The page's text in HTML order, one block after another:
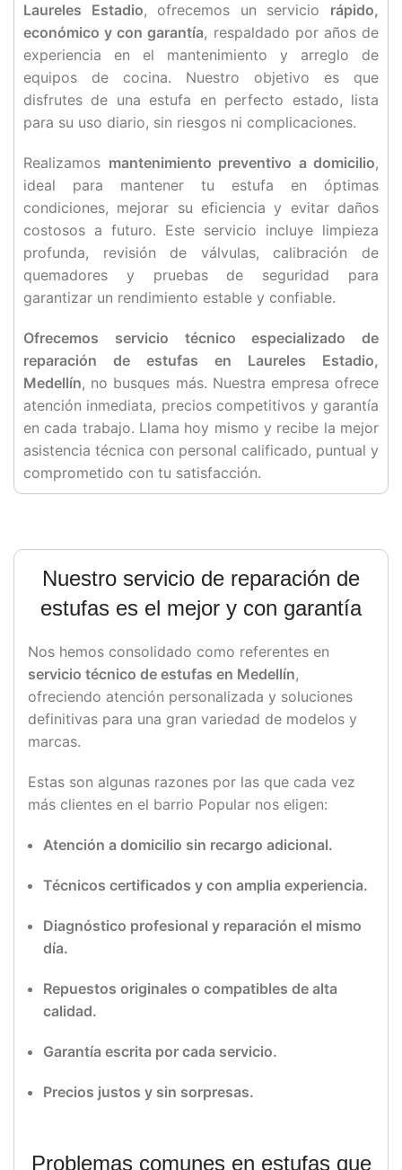
Laureles Estadio, ofrecemos un servicio rápido,
económico y con garantía, respaldado por años de
experiencia en el mantenimiento y arreglo de
equipos de cocina. Nuestro objetivo es que
disfrutes de una estufa en perfecto estado, lista
para su uso diario, sin riesgos ni complicaciones.
Realizamos mantenimiento preventivo a domicilio,
ideal para mantener tu estufa en óptimas
condiciones, mejorar su eficiencia y evitar daños
costosos a futuro. Este servicio incluye limpieza
profunda, revisión de válvulas, calibración de
quemadores y pruebas de seguridad para
garantizar un rendimiento estable y confiable.
Ofrecemos servicio técnico especializado de
reparación de estufas en Laureles Estadio,
Medellín, no busques más. Nuestra empresa ofrece
atención inmediata, precios competitivos y garantía
en cada trabajo. Llama hoy mismo y recibe la mejor
asistencia técnica con personal calificado, puntual y
comprometido con tu satisfacción.
Nuestro servicio de reparación de
estufas es el mejor y con garantía
Nos hemos consolidado como referentes en
servicio técnico de estufas en Medellín,
ofreciendo atención personalizada y soluciones
definitivas para una gran variedad de modelos y
marcas.
Estas son algunas razones por las que cada vez
más clientes en el barrio Popular nos eligen:
Atención a domicilio sin recargo adicional.
Técnicos certificados y con amplia experiencia.
Diagnóstico profesional y reparación el mismo
día.
Repuestos originales o compatibles de alta
calidad.
Garantía escrita por cada servicio.
Precios justos y sin sorpresas.
Problemas comunes en estufas que